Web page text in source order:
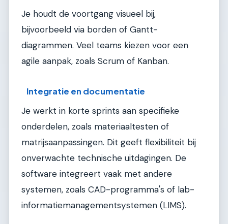
Je houdt de voortgang visueel bij,
bijvoorbeeld via borden of Gantt-
diagrammen. Veel teams kiezen voor een
agile aanpak, zoals Scrum of Kanban.
Integratie en documentatie
Je werkt in korte sprints aan specifieke
onderdelen, zoals materiaaltesten of
matrijsaanpassingen. Dit geeft flexibiliteit bij
onverwachte technische uitdagingen. De
software integreert vaak met andere
systemen, zoals CAD-programma's of lab-
informatiemanagementsystemen (LIMS).